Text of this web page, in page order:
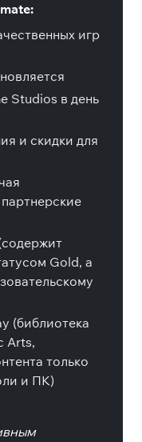
игр
Studios в день
и скидки для
Gold, а
(библиотека
Arts,
только
и ПК)